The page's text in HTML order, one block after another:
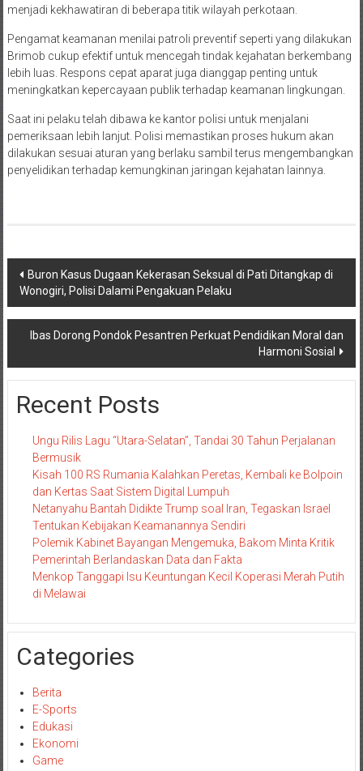
menjadi kekhawatiran di beberapa titik wilayah perkotaan.
Pengamat keamanan menilai patroli preventif seperti yang dilakukan
Brimob cukup efektif untuk mencegah tindak kejahatan berkembang
lebih luas. Respons cepat aparat juga dianggap penting untuk
meningkatkan kepercayaan publik terhadap keamanan lingkungan.
Saat ini pelaku telah dibawa ke kantor polisi untuk menjalani
pemeriksaan lebih lanjut. Polisi memastikan proses hukum akan
dilakukan sesuai aturan yang berlaku sambil terus mengembangkan
penyelidikan terhadap kemungkinan jaringan kejahatan lainnya.
Navigasi
pos
Buron Kasus Dugaan Kekerasan Seksual di Pati Ditangkap di
Wonogiri, Polisi Dalami Pengakuan Pelaku
Ibas Dorong Pondok Pesantren Perkuat Pendidikan Moral dan
Harmoni Sosial
Recent Posts
Ungu Rilis Lagu “Utara-Selatan”, Tandai 30 Tahun Perjalanan
Bermusik
Kisah 100 RS Rumania Kalahkan Peretas, Kembali ke Bolpoin
dan Kertas Saat Sistem Digital Lumpuh
Netanyahu Bantah Didikte Trump soal Iran, Tegaskan Israel
Tentukan Kebijakan Keamanannya Sendiri
Polemik Kabinet Bayangan Mengemuka, Bakom Minta Kritik
Pemerintah Berlandaskan Data dan Fakta
Menkop Tanggapi Isu Keuntungan Kecil Koperasi Merah Putih
di Melawai
Categories
Berita
E-Sports
Edukasi
Ekonomi
Game